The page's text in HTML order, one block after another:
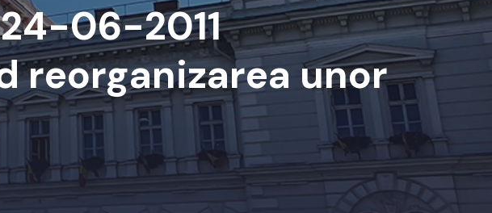
06-2011
reorganizarea unor